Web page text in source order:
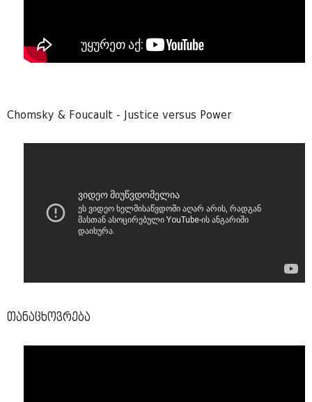
Chomsky & Foucault - Justice versus Power
თანაცხოვრება